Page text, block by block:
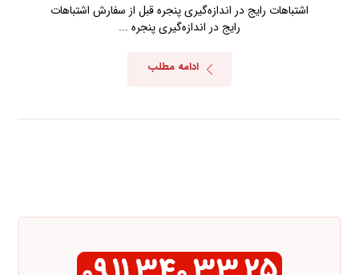
اشتباهات رایج در اندازه‌گیری پنجره قبل از سفارش اشتباهات
رایج در اندازه‌گیری پنجره ...
ادامه مطلب